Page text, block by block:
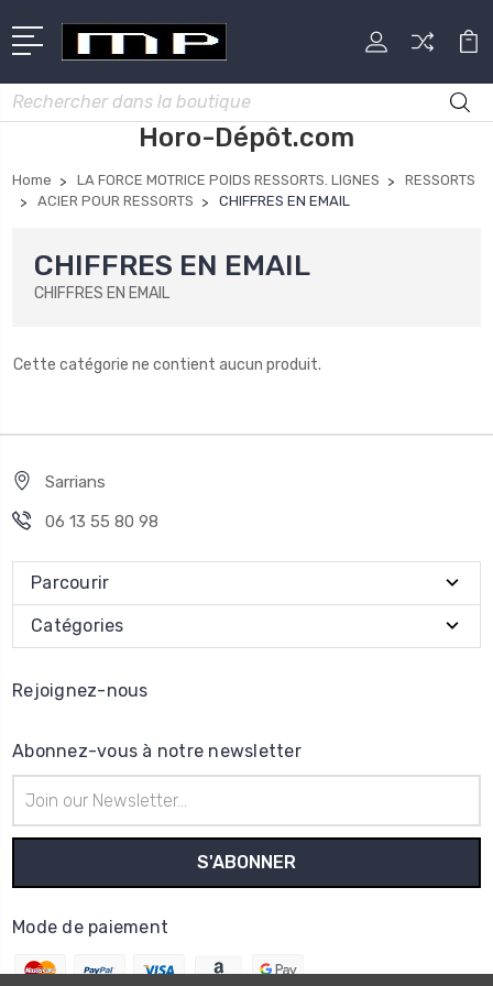
Rechercher
Horo-Dépôt.com
Home LA FORCE MOTRICE POIDS RESSORTS. LIGNES
RESSORTS
ACIER POUR RESSORTS
CHIFFRES EN EMAIL
CHIFFRES EN EMAIL
CHIFFRES EN EMAIL
Cette catégorie ne contient aucun produit.
Sarrians
06 13 55 80 98
Parcourir
Catégories
Rejoignez-nous
Abonnez-vous à notre newsletter
e-
mail
Mode de paiement